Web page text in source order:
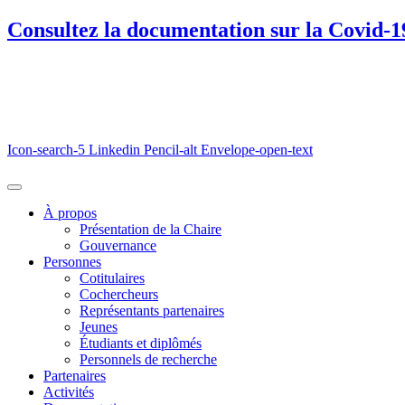
Consultez la documentation sur la Covid-
Icon-search-5 Linkedin Pencil-alt Envelope-open-text
À propos
Présentation de la Chaire
Gouvernance
Personnes
Cotitulaires
Cochercheurs
Représentants partenaires
Jeunes
Étudiants et diplômés
Personnels de recherche
Partenaires
Activités